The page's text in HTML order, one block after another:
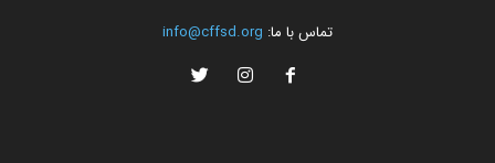
تماس با ما: info@cffsd.org